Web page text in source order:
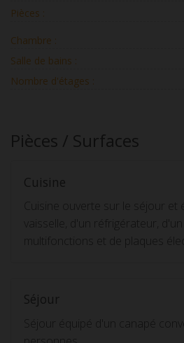
Pièces :
Chambre :
Salle de bains :
Nombre d'étages :
Pièces / Surfaces
Cuisine
Cuisine ouverte sur le séjour et
vaisselle, d'un réfrigérateur, d'un
multifonctions et de plaques
Séjour
Séjour équipé d'un canapé